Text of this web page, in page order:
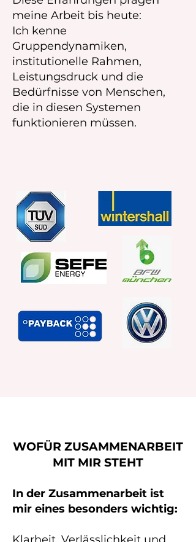
meine Arbeit bis heute:
Ich kenne
Gruppendynamiken,
institutionelle Rahmen,
Leistungsdruck und die
Bedürfnisse von Menschen,
die in diesen Systemen
funktionieren müssen.
WOFÜR ZUSAMMENARBEIT
MIT MIR STEHT
In der Zusammenarbeit ist
mir eines besonders wichtig: